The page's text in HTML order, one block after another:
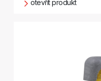
otevřít produkt